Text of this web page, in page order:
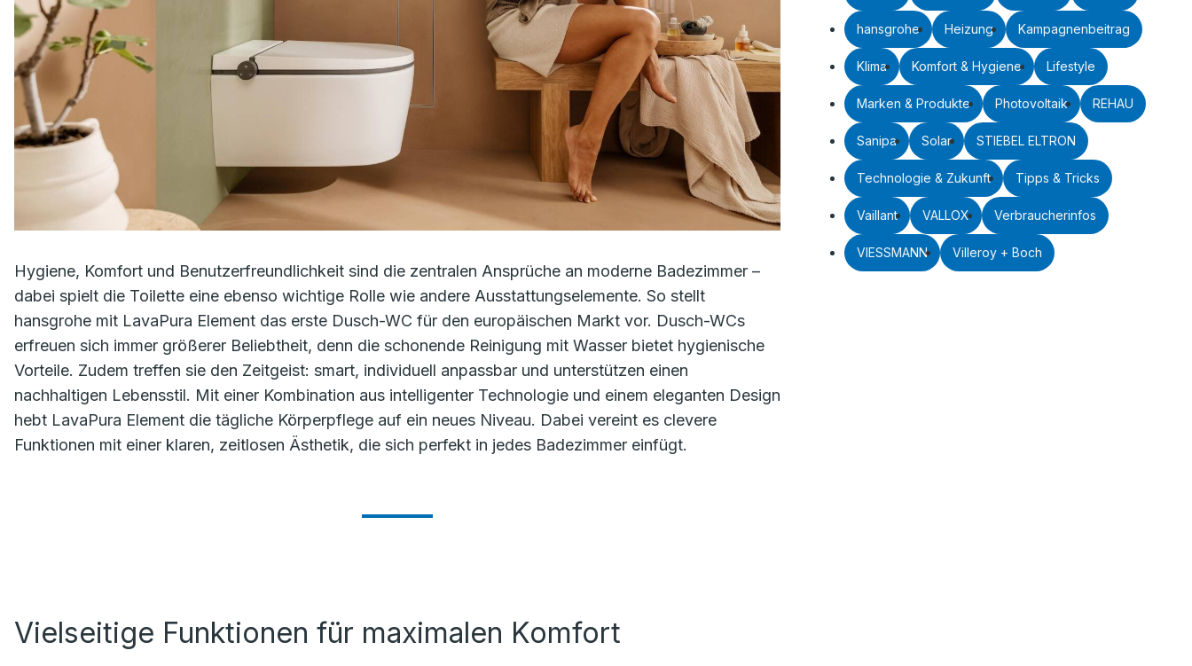
Hygiene, Komfort und Benutzerfreundlichkeit sind die zentralen Ansprüche an moderne Badezimmer –
dabei spielt die Toilette eine ebenso wichtige Rolle wie andere Ausstattungselemente. So stellt
hansgrohe mit LavaPura Element das erste Dusch-WC für den europäischen Markt vor. Dusch-WCs
erfreuen sich immer größerer Beliebtheit, denn die schonende Reinigung mit Wasser bietet hygienische
Vorteile. Zudem treffen sie den Zeitgeist: smart, individuell anpassbar und unterstützen einen
nachhaltigen Lebensstil. Mit einer Kombination aus intelligenter Technologie und einem eleganten Design
hebt LavaPura Element die tägliche Körperpflege auf ein neues Niveau. Dabei vereint es clevere
Funktionen mit einer klaren, zeitlosen Ästhetik, die sich perfekt in jedes Badezimmer einfügt.
Vielseitige Funktionen für maximalen Komfort
hansgrohe Heizung Kampagnenbeitrag
Klima Komfort & Hygiene Lifestyle
Marken & Produkte Photovoltaik REHAU
Sanipa Solar STIEBEL ELTRON
Technologie & Zukunft Tipps & Tricks
Vaillant VALLOX Verbraucherinfos
VIESSMANN Villeroy + Boch